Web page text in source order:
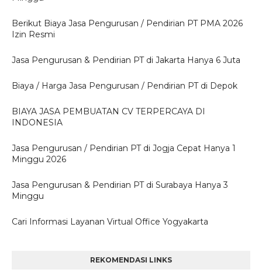
Berikut Biaya Jasa Pengurusan / Pendirian PT PMA 2026
Izin Resmi
Jasa Pengurusan & Pendirian PT di Jakarta Hanya 6 Juta
Biaya / Harga Jasa Pengurusan / Pendirian PT di Depok
BIAYA JASA PEMBUATAN CV TERPERCAYA DI
INDONESIA
Jasa Pengurusan / Pendirian PT di Jogja Cepat Hanya 1
Minggu 2026
Jasa Pengurusan & Pendirian PT di Surabaya Hanya 3
Minggu
Cari Informasi Layanan Virtual Office Yogyakarta
REKOMENDASI LINKS